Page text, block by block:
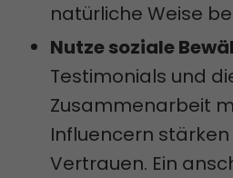
natürliche Weise
Nutze soziale
Testimonials und
Zusammenarbeit
Influencern
Vertrauen. Ein